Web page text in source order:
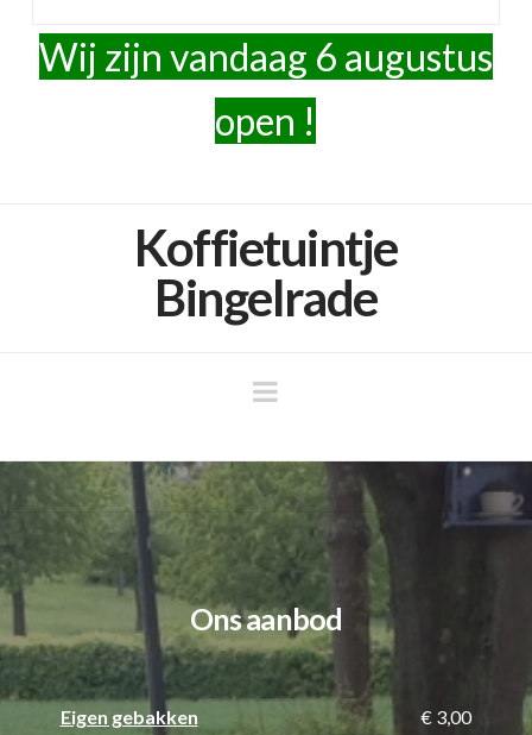
Wij zijn vandaag 6 augustus
open !
Koffietuintje
Bingelrade
Navigation
Ons aanbod
Eigen gebakken
€ 3,00